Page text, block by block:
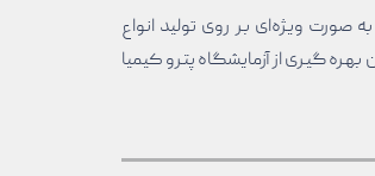
صورت ویژه‌ای بر روی تولید انواع
گیری از آزمایشگاه پترو کیمیا